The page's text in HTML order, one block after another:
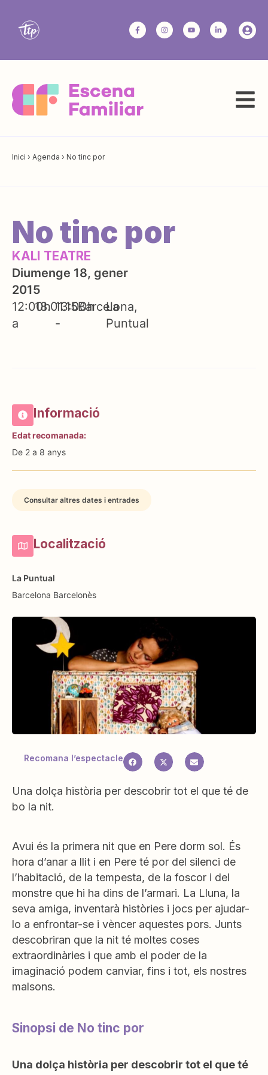
Inici › Agenda › No tinc por
No tinc por
KALI TEATRE
Diumenge 18, gener
2015
12:00h
a
18.01.15
13:00h
-
Barcelona
La
Puntual
Informació
Edat recomanada:
De 2 a 8 anys
Consultar altres dates i entrades
Localització
La Puntual
Barcelona Barcelonès
Recomana l’espectacle
Una dolça història per descobrir tot el que té de
bo la nit.
Avui és la primera nit que en Pere dorm sol. És
hora d’anar a llit i en Pere té por del silenci de
l’habitació, de la tempesta, de la foscor i del
monstre que hi ha dins de l’armari. La Lluna, la
seva amiga, inventarà històries i jocs per ajudar-
lo a enfrontar-se i vèncer aquestes pors. Junts
descobriran que la nit té moltes coses
extraordinàries i que amb el poder de la
imaginació podem canviar, fins i tot, els nostres
malsons.
Sinopsi de No tinc por
Una dolça història per descobrir tot el que té